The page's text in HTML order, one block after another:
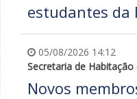
estudantes da
05/08/2026 14:12
Secretaria de
Novos